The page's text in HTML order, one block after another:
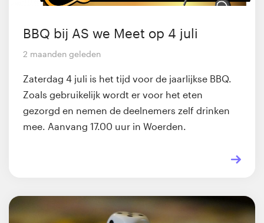
BBQ bij AS we Meet op 4 juli
2 maanden geleden
Zaterdag 4 juli is het tijd voor de jaarlijkse BBQ.
Zoals gebruikelijk wordt er voor het eten
gezorgd en nemen de deelnemers zelf drinken
mee. Aanvang 17.00 uur in Woerden.